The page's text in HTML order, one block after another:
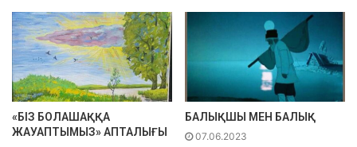
«БІЗ БОЛАШАҚҚА
ЖАУАПТЫМЫЗ» АПТАЛЫҒЫ
БАЛЫҚШЫ МЕН БАЛЫҚ
07.06.2023